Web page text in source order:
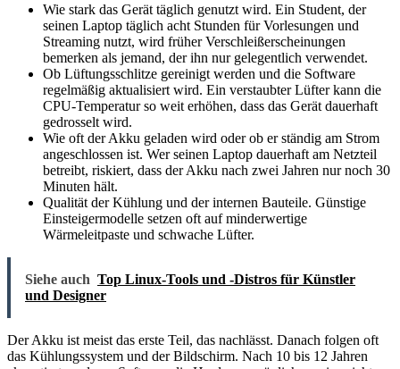
Wie stark das Gerät täglich genutzt wird. Ein Student, der
seinen Laptop täglich acht Stunden für Vorlesungen und
Streaming nutzt, wird früher Verschleißerscheinungen
bemerken als jemand, der ihn nur gelegentlich verwendet.
Ob Lüftungsschlitze gereinigt werden und die Software
regelmäßig aktualisiert wird. Ein verstaubter Lüfter kann die
CPU-Temperatur so weit erhöhen, dass das Gerät dauerhaft
gedrosselt wird.
Wie oft der Akku geladen wird oder ob er ständig am Strom
angeschlossen ist. Wer seinen Laptop dauerhaft am Netzteil
betreibt, riskiert, dass der Akku nach zwei Jahren nur noch 30
Minuten hält.
Qualität der Kühlung und der internen Bauteile. Günstige
Einsteigermodelle setzen oft auf minderwertige
Wärmeleitpaste und schwache Lüfter.
Siehe auch Top Linux-Tools und -Distros für Künstler
und Designer
Der Akku ist meist das erste Teil, das nachlässt. Danach folgen oft
das Kühlungssystem und der Bildschirm. Nach 10 bis 12 Jahren